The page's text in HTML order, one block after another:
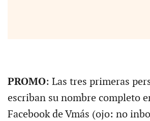
PROMO: Las tres primeras
escriban su nombre completo
Facebook de Vmás (ojo: no